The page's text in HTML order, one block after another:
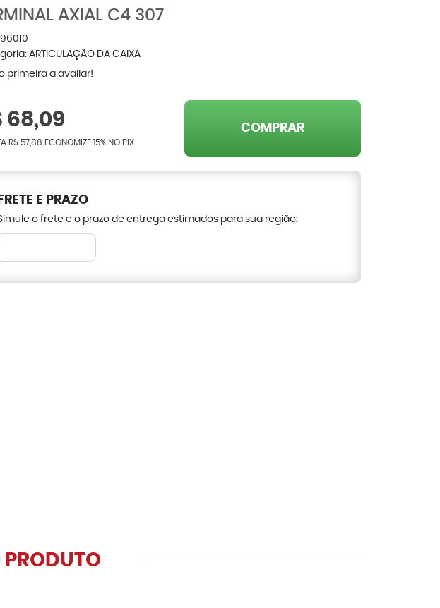
AXIAL C4 307
196010
ARTICULAÇÃO DA CAIXA
primeira a avaliar!
68,09
R$ 57,88 ECONOMIZE 15% NO PIX
COMPRAR
FRETE E PRAZO
o frete e o prazo de entrega estimados para sua região:
PRODUTO